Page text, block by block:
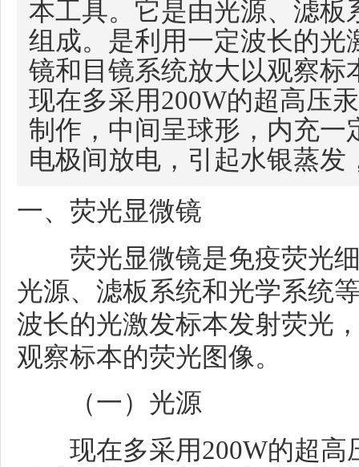
本工具。它是由光源、滤
组成。是利用一定波长的
镜和目镜系统放大以观察
现在多采用200W的超高压
制作，中间呈球形，内充
电极间放电，引起水银蒸发
一、荧光显微镜
荧光显微镜是免疫荧光细
光源、滤板系统和光学系统
波长的光激发标本发射荧光
观察标本的荧光图像。
（一）光源
现在多采用200W的超高